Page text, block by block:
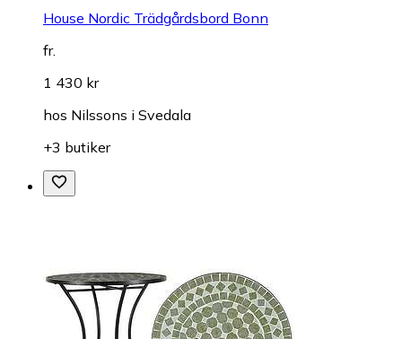
House Nordic Trädgårdsbord Bonn
fr.
1 430 kr
hos Nilssons i Svedala
+3 butiker